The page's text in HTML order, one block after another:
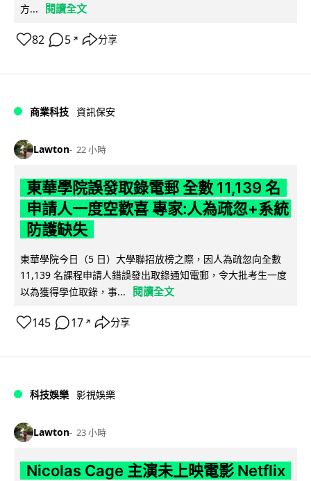
方...
閱讀全文
82 5 ↗ 分享
商業科技 資訊保安
Lawton 22 小時
東華學院誤發取錄電郵 全數 11,139 名
申請人一度空歡喜 專家:人為疏忽+系統
防護缺失
東華學院今日（5 日）大學聯招放榜之際，因人為疏忽向全數
11,139 名課程申請人錯誤發出取錄通知電郵，令大批考生一度
以為獲得學位取錄，事...
閱讀全文
145 17 ↗ 分享
科技娛樂 影視娛樂
Lawton 23 小時
Nicolas Cage 主演未上映電影 Netflix